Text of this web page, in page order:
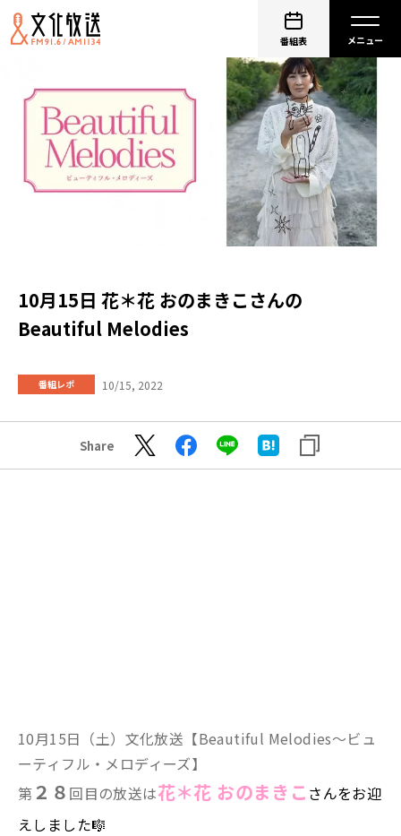
番組表
10月15日 花＊花 おのまきこさんの
Beautiful Melodies
番組レポ 10/15, 2022
Share
10月15日（土）文化放送【Beautiful Melodies～ビュ
ーティフル・メロディーズ】
第２８ 回目の放送は花＊花 おのまきこ さんをお迎
えしました🎼